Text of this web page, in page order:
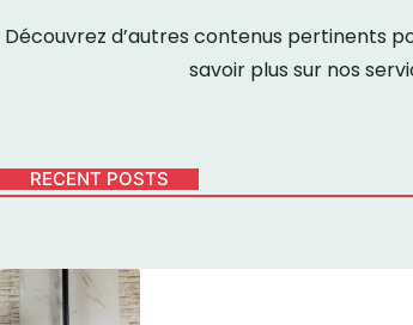
Découvrez d’autres contenus pertinents
savoir plus sur nos
RECENT POSTS